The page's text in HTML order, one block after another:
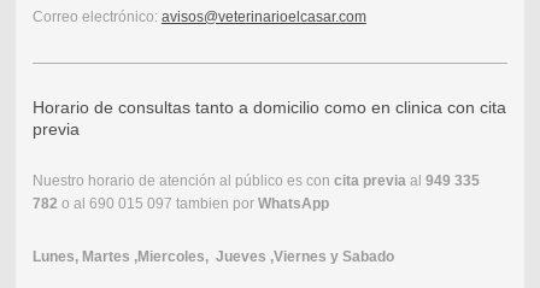
Correo electrónico: avisos@veterinarioelcasar.com
Horario de consultas tanto a domicilio como en clinica con cita
previa
Nuestro horario de atención al público es con cita previa al 949 335
782 o al 690 015 097 tambien por WhatsApp
Lunes, Martes ,Miercoles, Jueves ,Viernes y Sabado